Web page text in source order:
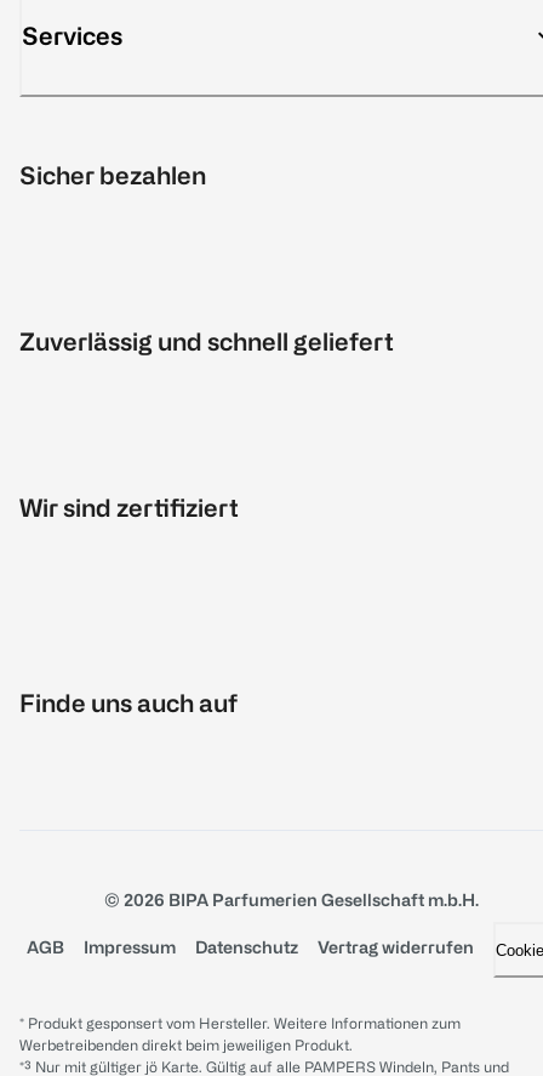
Services
Sicher bezahlen
Zuverlässig und schnell geliefert
Wir sind zertifiziert
Finde uns auch auf
© 2026 BIPA Parfumerien Gesellschaft m.b.H.
AGB Impressum Datenschutz Vertrag widerrufen
* Produkt gesponsert vom Hersteller. Weitere Informationen zum
Werbetreibenden direkt beim jeweiligen Produkt.
*³ Nur mit gültiger jö Karte. Gültig auf alle PAMPERS Windeln, Pants und